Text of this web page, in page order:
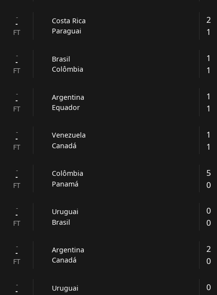
-
-
FT
Costa Rica
Paraguai
2
1
-
-
FT
Brasil
Colômbia
1
1
-
-
FT
Argentina
Equador
1
1
-
-
FT
Venezuela
Canadá
1
1
-
-
FT
Colômbia
Panamá
5
0
-
-
FT
Uruguai
Brasil
0
0
-
-
FT
Argentina
Canadá
2
0
-
-
Uruguai
0